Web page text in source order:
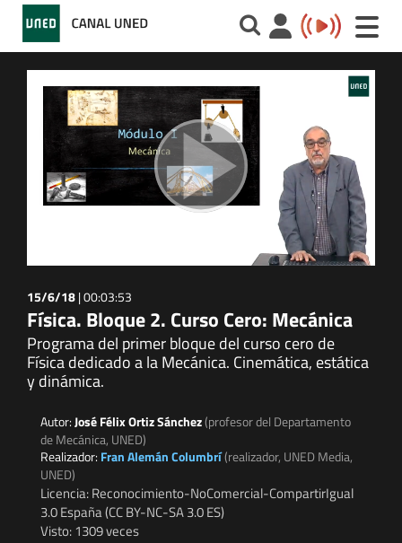
Toggle
15/6/18|00:03:53
Física. Bloque 2. Curso Cero: Mecánica
Programa del primer bloque del curso cero de
Física dedicado a la Mecánica. Cinemática, estática
y dinámica.
Autor:José Félix Ortiz Sánchez(profesor del Departamento
de Mecánica, UNED)
Realizador: Fran Alemán Columbrí(realizador, UNED Media,
UNED)
Licencia: Reconocimiento-NoComercial-CompartirIgual
3.0 España (CC BY-NC-SA 3.0 ES)
Visto: 1309 veces